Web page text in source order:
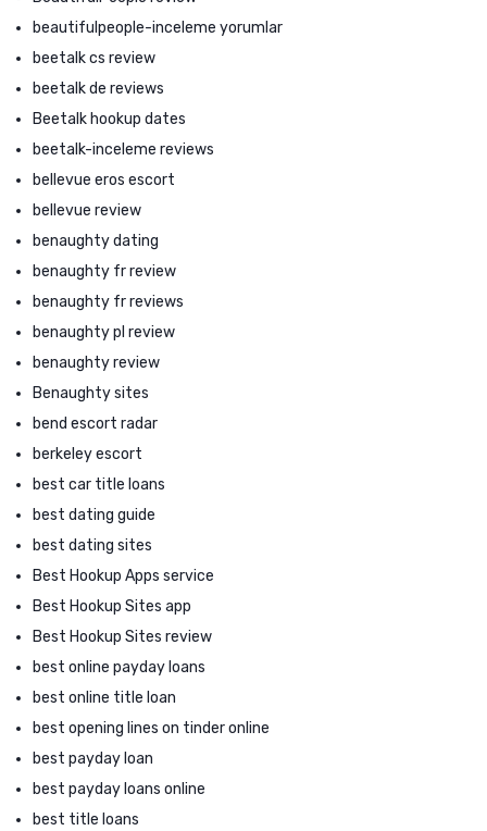
beautifulpeople-inceleme yorumlar
beetalk cs review
beetalk de reviews
Beetalk hookup dates
beetalk-inceleme reviews
bellevue eros escort
bellevue review
benaughty dating
benaughty fr review
benaughty fr reviews
benaughty pl review
benaughty review
Benaughty sites
bend escort radar
berkeley escort
best car title loans
best dating guide
best dating sites
Best Hookup Apps service
Best Hookup Sites app
Best Hookup Sites review
best online payday loans
best online title loan
best opening lines on tinder online
best payday loan
best payday loans online
best title loans